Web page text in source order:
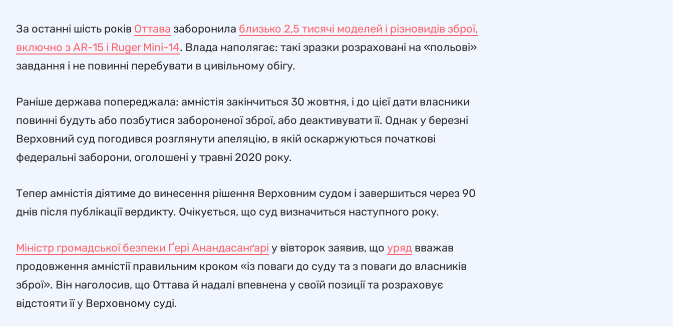
За останні шість років Оттава заборонила близько 2,5 тисячі моделей і різновидів зброї,
включно з AR-15 і Ruger Mini-14. Влада наполягає: такі зразки розраховані на «польові»
завдання і не повинні перебувати в цивільному обігу.
Раніше держава попереджала: амністія закінчиться 30 жовтня, і до цієї дати власники
повинні будуть або позбутися забороненої зброї, або деактивувати її. Однак у березні
Верховний суд погодився розглянути апеляцію, в якій оскаржуються початкові
федеральні заборони, оголошені у травні 2020 року.
Тепер амністія діятиме до винесення рішення Верховним судом і завершиться через 90
днів після публікації вердикту. Очікується, що суд визначиться наступного року.
Міністр громадської безпеки Ґері Анандасанґарі у вівторок заявив, що уряд вважав
продовження амністії правильним кроком «із поваги до суду та з поваги до власників
зброї». Він наголосив, що Оттава й надалі впевнена у своїй позиції та розраховує
відстояти її у Верховному суді.